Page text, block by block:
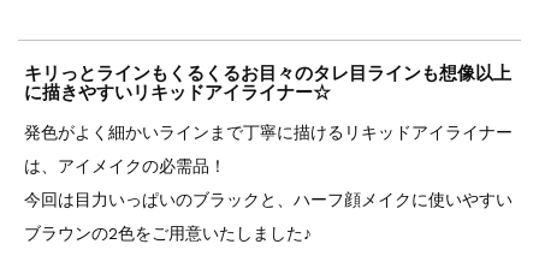
キリっとラインもくるくるお目々のタレ目ラインも想像以上
に描きやすいリキッドアイライナー☆
発色がよく細かいラインまで丁寧に描けるリキッドアイライナー
は、アイメイクの必需品！
今回は目力いっぱいのブラックと、ハーフ顔メイクに使いやすい
ブラウンの2色をご用意いたしました♪